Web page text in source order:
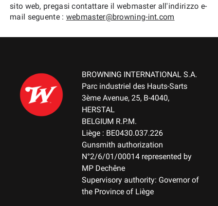
sito web, pregasi contattare il webmaster all'indirizzo e-
mail seguente : webmaster@browning-int.com
BROWNING INTERNATIONAL S.A.
Parc industriel des Hauts-Sarts
3ème Avenue, 25, B-4040,
HERSTAL
BELGIUM R.P.M.
Liège : BE0430.037.226
Gunsmith authorization
N°2/6/01/00014 represented by
MP Dechêne
Supervisory authority: Governor of
the Province of Liège